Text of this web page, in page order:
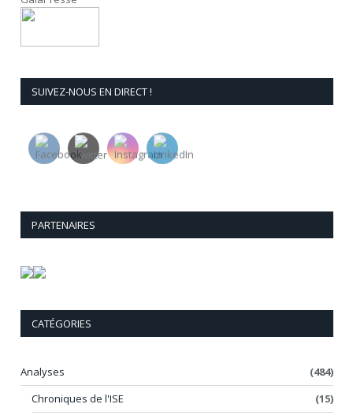
SUIVEZ-NOUS EN DIRECT !
PARTENAIRES
CATÉGORIES
Analyses
(484)
Chroniques de l'ISE
(15)